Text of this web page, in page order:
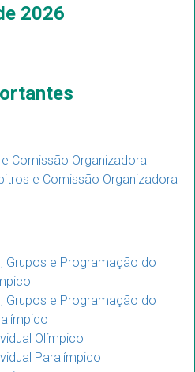
2026
Comissão Organizadora
e Comissão Organizadora
Grupos e Programação do
Grupos e Programação do
Olímpico
Paralímpico